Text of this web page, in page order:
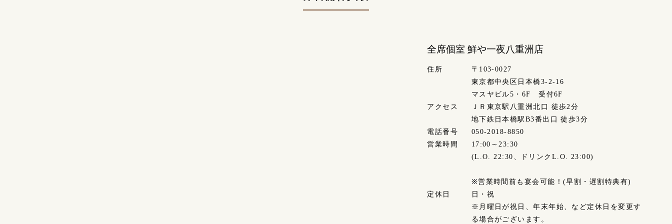
全席個室 鮮や一夜八重洲店
住所
〒103-0027
東京都中央区日本橋3-2-16
マスヤビル5・6F 受付6F
アクセス
ＪＲ東京駅八重洲北口 徒歩2分
地下鉄日本橋駅B3番出口 徒歩3分
電話番号
050-2018-8850
営業時間
17:00～23:30
(L.O. 22:30、ドリンクL.O. 23:00)
※営業時間前も宴会可能！(早割・遅割特典有)
定休日
日・祝
※月曜日が祝日、年末年始、など定休日を変更す
る場合がございます。